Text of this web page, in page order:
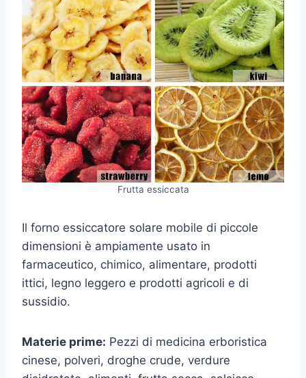
Frutta essiccata
Il forno essiccatore solare mobile di piccole
dimensioni è ampiamente usato in
farmaceutico, chimico, alimentare, prodotti
ittici, legno leggero e prodotti agricoli e di
sussidio.
Materie prime: Pezzi di medicina erboristica
cinese, polveri, droghe crude, verdure